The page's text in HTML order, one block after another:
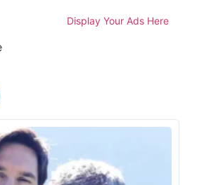
Display Your Ads Here